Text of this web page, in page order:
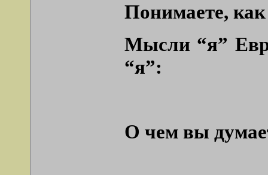
Понимаете,
Мысли “я”
“я”:
О чем вы